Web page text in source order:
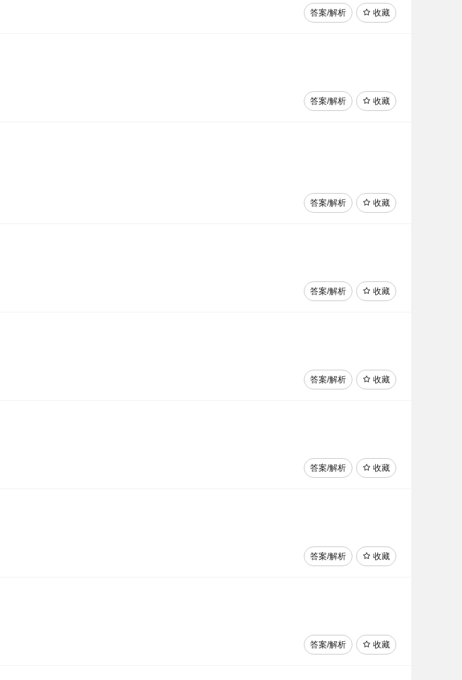
收藏
答案/解析
收藏
答案/解析
收藏
答案/解析
收藏
答案/解析
收藏
答案/解析
收藏
答案/解析
收藏
答案/解析
收藏
答案/解析